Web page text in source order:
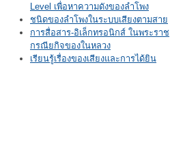
Level เพื่อหาความดังของลำโพง
ชนิดของลำโพงในระบบเสียงตามสาย
การสื่อสาร-อิเล็กทรอนิกส์ ในพระราช
กรณียกิจของในหลวง
เรียนรู้เรื่องของเสียงและการได้ยิน